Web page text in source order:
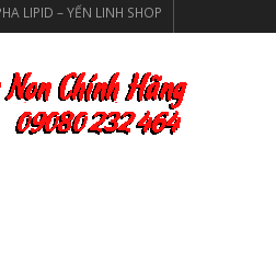
LIPID – YẾN LINH SHOP
CHÍNH HÃNG